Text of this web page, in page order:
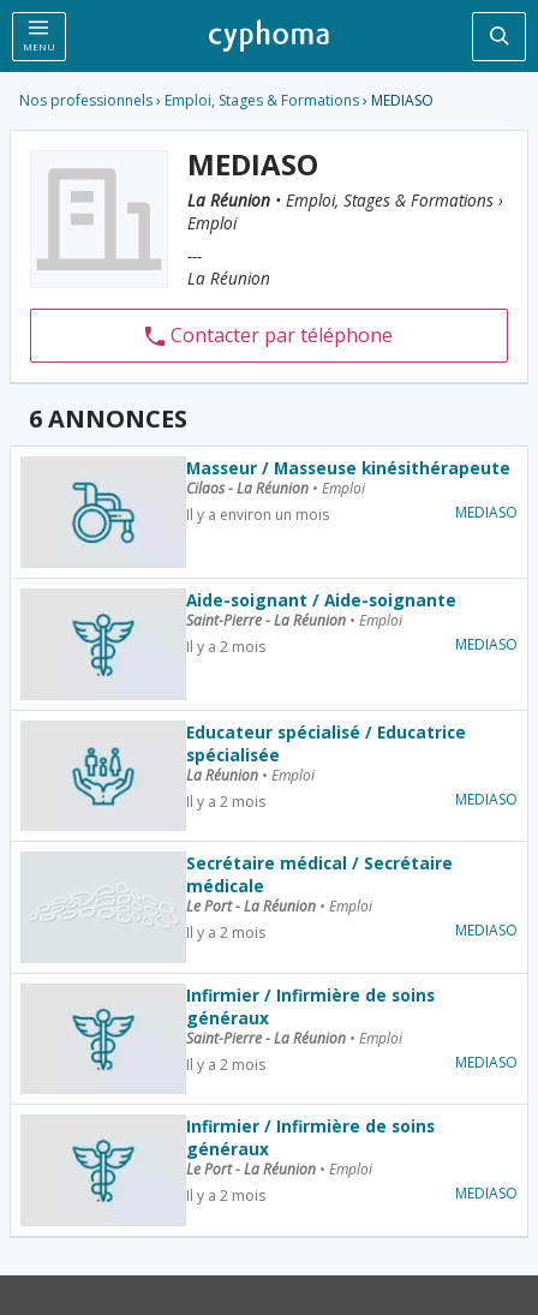
MENU
Nos professionnels› Emploi, Stages & Formations› MEDIASO
MEDIASO
La Réunion • Emploi, Stages & Formations ›
Emploi
---
La Réunion
Contacter par téléphone
6 ANNONCES
Masseur / Masseuse kinésithérapeute
Cilaos - La Réunion • Emploi
Il y a environ un mois
MEDIASO
Aide-soignant / Aide-soignante
Saint-Pierre - La Réunion • Emploi
Il y a 2 mois
MEDIASO
Educateur spécialisé / Educatrice
spécialisée
La Réunion • Emploi
Il y a 2 mois
MEDIASO
Secrétaire médical / Secrétaire
médicale
Le Port - La Réunion • Emploi
Il y a 2 mois
MEDIASO
Infirmier / Infirmière de soins
généraux
Saint-Pierre - La Réunion • Emploi
Il y a 2 mois
MEDIASO
Infirmier / Infirmière de soins
généraux
Le Port - La Réunion • Emploi
Il y a 2 mois
MEDIASO